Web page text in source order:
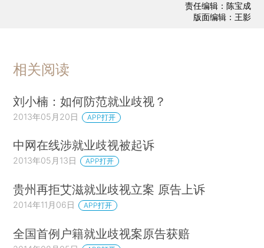
责任编辑：陈宝成
版面编辑：王影
相关阅读
刘小楠：如何防范就业歧视？
2013年05月20日 APP打开
中网在线涉就业歧视被起诉
2013年05月13日 APP打开
贵州再拒艾滋就业歧视立案 原告上诉
2014年11月06日 APP打开
全国首例户籍就业歧视案原告获赔